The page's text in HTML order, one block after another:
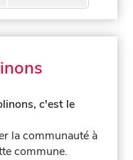
c'est le
la communauté à
commune.